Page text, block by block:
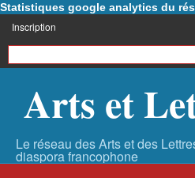
Statistiques google analytics du
Inscription
Arts et